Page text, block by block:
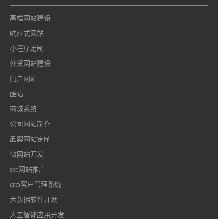
高端网站建设
响应式网站
小程序定制
外贸网站建设
门户网站
酷站
商城系统
公司网站制作
品牌网站定制
微网站开发
seo网站推广
crm客户管理系统
大数据软件开发
人工智能应用开发